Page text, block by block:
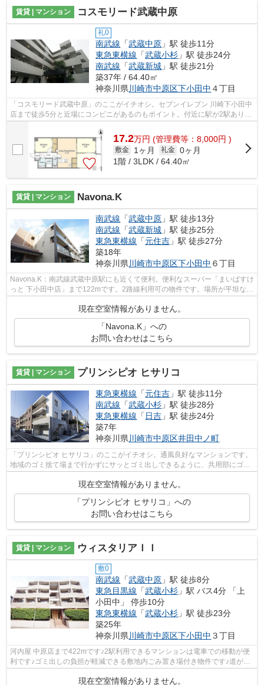
賃貸 | マンション コスモリード武蔵中原
礼0
南武線 「武蔵中原 」駅 徒歩11分
東急東横線 「武蔵小杉 」駅 徒歩24分
南武線 「武蔵新城 」駅 徒歩21分
築37年 / 64.40㎡
神奈川県川崎市中原区下小田中 ４丁目
「コスモリード武蔵中原」のここがイチオシ。セブンイレブン 川崎下小田中
店まで徒歩5分と近場にコンビニがあるのもポイント。付近に駅が2駅あり、
17.2万円 (管理費等：8,000円 )
敷金 1ヶ月 礼金 0ヶ月
1階 / 3LDK / 64.40㎡
賃貸 | マンション Navona.K
南武線 「武蔵中原 」駅 徒歩13分
南武線 「武蔵新城 」駅 徒歩25分
東急東横線 「元住吉 」駅 徒歩27分
築18年
神奈川県 川崎市中原区下小田中 ６丁目
Navona.K：南武線武蔵中原駅にも近くて便利。便利なスーパー「まいばすけ
っと 下小田中店」まで122mです。2路線利用可の物件です。場所が平坦なの
現在空室情報がありません。
「Navona.K」への
お問い合わせはこちら
賃貸 | マンション プリンシピオ ヒサリコ
東急東横線 「元住吉 」駅 徒歩11分
南武線 「武蔵小杉 」駅 徒歩28分
東急東横線 「 日吉 」駅 徒歩24分
築7年
神奈川県川崎市中原区井田中ノ町
「プリンシピオ ヒサリコ」のここがイチオシ。通風良好なマンションです。
地域のゴミ捨て場まで行かずにサッとゴミ出しできるように、共用部にゴミ
現在空室情報がありません。
「プリンシピオ ヒサリコ」への
お問い合わせはこちら
賃貸 | マンション ウィスタリアＩＩ
敷0
南武線 「武蔵中原 」駅 徒歩8分
東急目黒線 「武蔵小杉 」駅 バス4分 「上
小田中」 停歩10分
東急東横線 「武蔵小杉 」駅 徒歩23分
築25年
神奈川県 川崎市中原区下小田中 ３丁目
河内屋 中原店まで422mです♪2駅利用できるマンションは電車での移動が便
利です♪ゴミ出しの負担が軽減できる敷地内ごみ置き場付き物件です♪道が平
坦だと買い物も快適にできますね♪川崎...
現在空室情報がありません。